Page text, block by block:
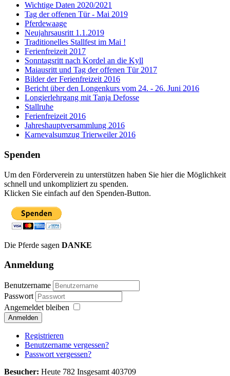
Wichtige Daten 2020/2021
Tag der offenen Tür - Mai 2019
Pferdewaage
Neujahrsausritt 1.1.2019
Traditionelles Stallfest im Mai !
Ferienfreizeit 2017
Sonntagsritt nach Kordel an die Kyll
Maiausritt und Tag der offenen Tür 2017
Bilder der Ferienfreizeit 2016
Bericht über den Longenkurs vom 24. - 26. Juni 2016
Longierlehrgang mit Tanja Defosse
Stallruhe
Ferienfreizeit 2016
Jahreshauptversammlung 2016
Karnevalsumzug Trierweiler 2016
Spenden
Um den Förderverein zu unterstützen haben Sie hier die Möglichkeit
schnell und unkompliziert zu spenden.
Klicken Sie einfach auf den Spenden-Button.
Die Pferde sagen DANKE
Anmeldung
Benutzername
Passwort
Angemeldet bleiben
Anmelden
Registrieren
Benutzername vergessen?
Passwort vergessen?
Besucher: Heute 782 Insgesamt 403709